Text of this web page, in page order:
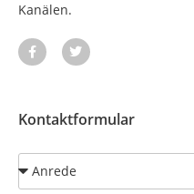
Kanälen.
Kontaktformular